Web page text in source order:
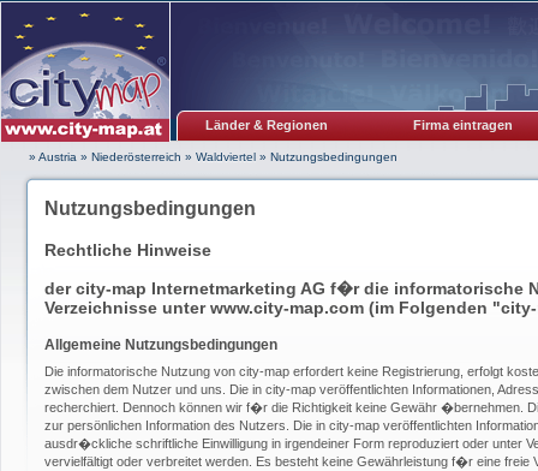
Länder & Regionen Firma eintragen
» Austria » Niederösterreich » Waldviertel » Nutzungsbedingungen
Nutzungsbedingungen
Rechtliche Hinweise
der city-map Internetmarketing AG f�r die informatorische
Verzeichnisse unter www.city-map.com (im Folgenden
Allgemeine Nutzungsbedingungen
Die informatorische Nutzung von city-map erfordert keine Registrierung, erfolgt
zwischen dem Nutzer und uns. Die in city-map veröffentlichten Informationen,
recherchiert. Dennoch können wir f�r die Richtigkeit keine Gewähr �bernehmen.
zur persönlichen Information des Nutzers. Die in city-map veröffentlichten
ausdr�ckliche schriftliche Einwilligung in irgendeiner Form reproduziert oder unter
vervielfältigt oder verbreitet werden. Es besteht keine Gewährleistung f�r eine freie